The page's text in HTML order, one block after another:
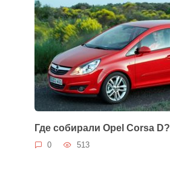
Где собирали Opel Corsa D?
0 513